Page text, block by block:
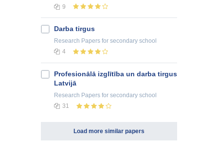
9
Darba tirgus
Research Papers for secondary school
4
Profesionālā izglītība un darba tirgus
Latvijā
Research Papers for secondary school
31
Load more similar papers